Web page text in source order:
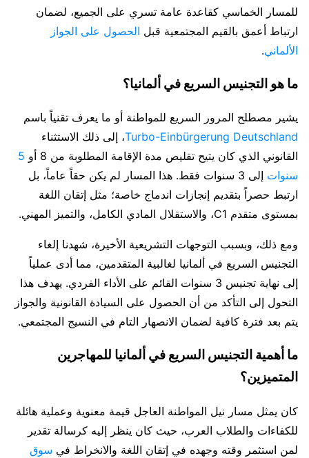
للمسار الخماسي كقاعدة عامة تسري على الجميع، لضمان
ارتباط أعمق بالقيم المجتمعية قبل الحصول على الجواز
الألماني.
ما هو التجنيس السريع في ألمانيا؟
يشير مصطلح المرور السريع للمواطنة أو ما يعرف تقنياً باسم
Turbo-Einbürgerung Deutschland، إلى ذلك الاستثناء
القانوني الذي كان يتيح تقليص مدة الإقامة المطلوبة من 8 أو
5
سنوات
إلى 3 سنوات فقط. هذا المسار لم يكن حقاً عاماً، بل
ارتبط حصراً بتقديم إنجازات اندماج خاصة؛ مثل إتقان اللغة
بمستوى متقدم C1، والاستقلال المادي الكامل، والتميز المهني.
ومع ذلك، وبسبب التوجهات التشريعية الأخيرة، شهدنا إلغاء
التجنيس السريع في ألمانيا لغالبية المتقدمين، مما أدى عملياً
إلى نهاية تجنيس 3 سنوات القائم على الأداء الفردي. يهدف هذا
التحول إلى التأكد من أن الحصول على السيادة القانونية والجواز
يتم بعد فترة كافية لضمان الانصهار التام في النسيج المجتمعي.
ما أهمية التجنيس السريع في ألمانيا للمهاجرين
المتميزين؟
كان يمثل مسار نيل المواطنة العاجل قيمة معنوية وعملية هائلة
للكفاءات والطلاب العرب، حيث كان ينظر إليه كرسالة تقدير
لمن استثمر وقته وجهده في إتقان اللغة والانخراط في سوق